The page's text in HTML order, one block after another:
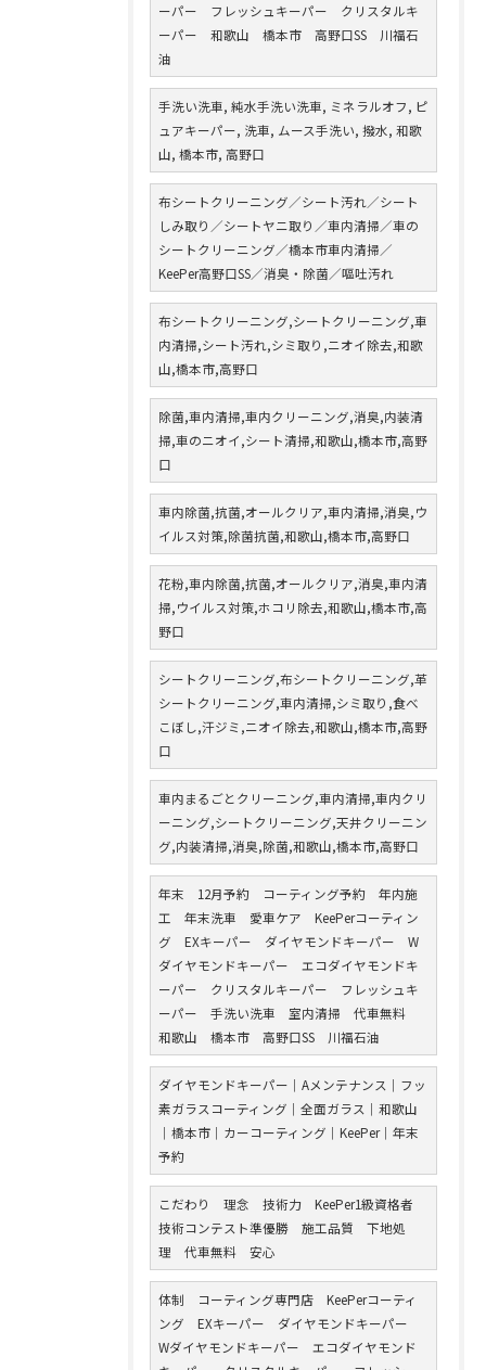
ーパー フレッシュキーパー クリスタルキ
ーパー 和歌山 橋本市 高野口SS 川福石
油
手洗い洗車, 純水手洗い洗車, ミネラルオフ, ピ
ュアキーパー, 洗車, ムース手洗い, 撥水, 和歌
山, 橋本市, 高野口
布シートクリーニング／シート汚れ／シート
しみ取り／シートヤニ取り／車内清掃／車の
シートクリーニング／橋本市車内清掃／
KeePer高野口SS／消臭・除菌／嘔吐汚れ
布シートクリーニング,シートクリーニング,車
内清掃,シート汚れ,シミ取り,ニオイ除去,和歌
山,橋本市,高野口
除菌,車内清掃,車内クリーニング,消臭,内装清
掃,車のニオイ,シート清掃,和歌山,橋本市,高野
口
車内除菌,抗菌,オールクリア,車内清掃,消臭,ウ
イルス対策,除菌抗菌,和歌山,橋本市,高野口
花粉,車内除菌,抗菌,オールクリア,消臭,車内清
掃,ウイルス対策,ホコリ除去,和歌山,橋本市,高
野口
シートクリーニング,布シートクリーニング,革
シートクリーニング,車内清掃,シミ取り,食べ
こぼし,汗ジミ,ニオイ除去,和歌山,橋本市,高野
口
車内まるごとクリーニング,車内清掃,車内クリ
ーニング,シートクリーニング,天井クリーニン
グ,内装清掃,消臭,除菌,和歌山,橋本市,高野口
年末 12月予約 コーティング予約 年内施
工 年末洗車 愛車ケア KeePerコーティン
グ EXキーパー ダイヤモンドキーパー W
ダイヤモンドキーパー エコダイヤモンドキ
ーパー クリスタルキーパー フレッシュキ
ーパー 手洗い洗車 室内清掃 代車無料
和歌山 橋本市 高野口SS 川福石油
ダイヤモンドキーパー｜Aメンテナンス｜フッ
素ガラスコーティング｜全面ガラス｜和歌山
｜橋本市｜カーコーティング｜KeePer｜年末
予約
こだわり 理念 技術力 KeePer1級資格者
技術コンテスト準優勝 施工品質 下地処
理 代車無料 安心
体制 コーティング専門店 KeePerコーティ
ング EXキーパー ダイヤモンドキーパー
Wダイヤモンドキーパー エコダイヤモンド